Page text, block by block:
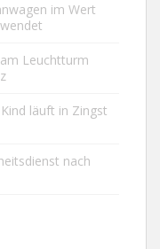
im Wert
Leuchtturm
läuft in Zingst
nach